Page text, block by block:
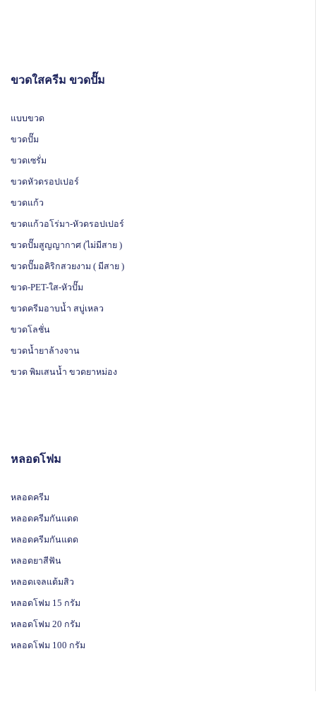
ขวดใสครีม ขวดปั๊ม
แบบขวด
ขวดปั๊ม
ขวดเซรั่ม
ขวดหัวดรอปเปอร์
ขวดแก้ว
ขวดแก้วอโร่มา-หัวดรอปเปอร์
ขวดปั๊มสูญญากาศ (ไม่มีสาย )
ขวดปั๊มอคิริกสวยงาม ( มีสาย )
ขวด-PET-ใส-หัวปั๊ม
ขวดครีมอาบน้ำ สบู่เหลว
ขวดโลชั่น
ขวดน้ำยาล้างจาน
ขวด พิมเสนน้ำ ขวดยาหม่อง
หลอดโฟม
หลอดครีม
หลอดครีมกันแดด
หลอดครีมกันแดด
หลอดยาสีฟัน
หลอดเจลแต้มสิว
หลอดโฟม 15 กรัม
หลอดโฟม 20 กรัม
หลอดโฟม 100 กรัม